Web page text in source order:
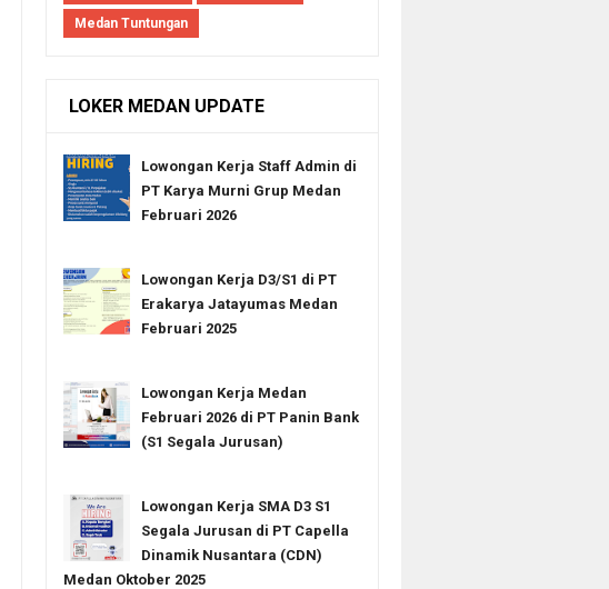
Medan Tuntungan
LOKER MEDAN UPDATE
Lowongan Kerja Staff Admin di
PT Karya Murni Grup Medan
Februari 2026
Lowongan Kerja D3/S1 di PT
Erakarya Jatayumas Medan
Februari 2025
Lowongan Kerja Medan
Februari 2026 di PT Panin Bank
(S1 Segala Jurusan)
Lowongan Kerja SMA D3 S1
Segala Jurusan di PT Capella
Dinamik Nusantara (CDN)
Medan Oktober 2025